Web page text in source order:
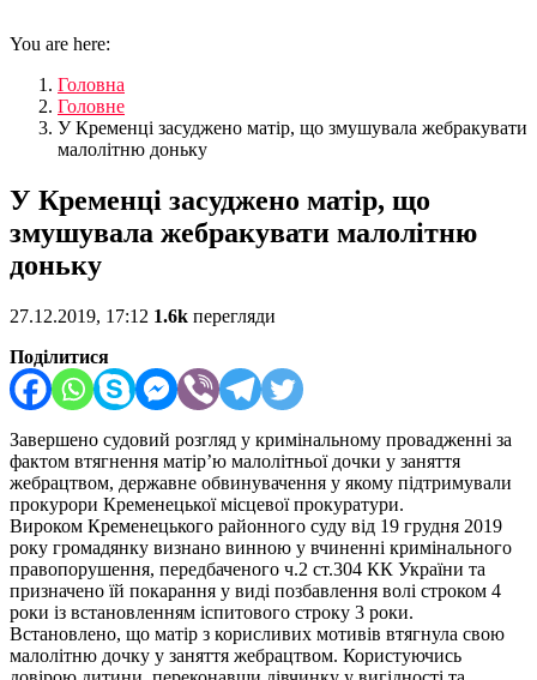
You are here:
Головна
Головне
У Кременці засуджено матір, що змушувала жебракувати
малолітню доньку
У Кременці засуджено матір, що
змушувала жебракувати малолітню
доньку
27.12.2019, 17:12 1.6k перегляди
Поділитися
Завершено судовий розгляд у кримінальному провадженні за
фактом втягнення матір’ю малолітньої дочки у заняття
жебрацтвом, державне обвинувачення у якому підтримували
прокурори Кременецької місцевої прокуратури.
Вироком Кременецького районного суду від 19 грудня 2019
року громадянку визнано винною у вчиненні кримінального
правопорушення, передбаченого ч.2 ст.304 КК України та
призначено їй покарання у виді позбавлення волі строком 4
роки із встановленням іспитового строку 3 роки.
Встановлено, що матір з корисливих мотивів втягнула свою
малолітню дочку у заняття жебрацтвом. Користуючись